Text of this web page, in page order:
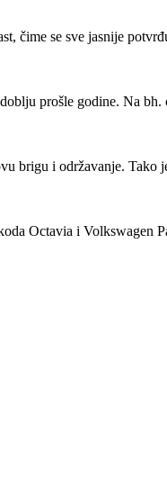
čime se sve jasnije
prošle godine. Na
brigu i održavanje.
Octavia i Volkswagen